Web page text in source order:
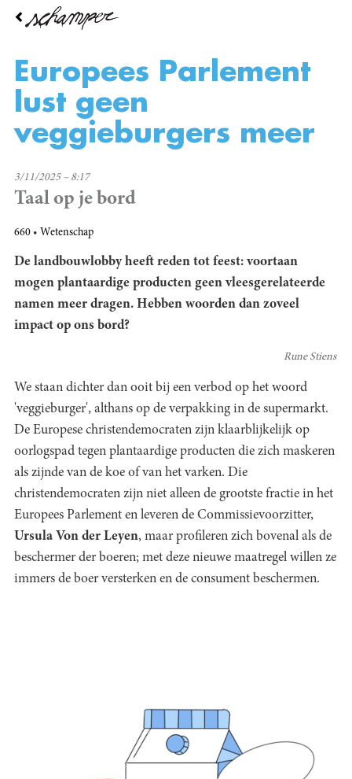
Overslaan
inhoud
gaanEuropees Parlement
lust geen
veggieburgers meer
3/11/2025 – 8:17
Taal op je bord
660 Wetenschap
De landbouwlobby heeft reden tot feest: voortaan
mogen plantaardige producten geen vleesgerelateerde
namen meer dragen. Hebben woorden dan zoveel
impact op ons bord?
Rune Stiens
We staan dichter dan ooit bij een verbod op het woord
'veggieburger', althans op de verpakking in de supermarkt.
De Europese christendemocraten zijn klaarblijkelijk op
oorlogspad tegen plantaardige producten die zich maskeren
als zijnde van de koe of van het varken. Die
christendemocraten zijn niet alleen de grootste fractie in het
Europees Parlement en leveren de Commissievoorzitter,
Ursula Von der Leyen, maar profileren zich bovenal als de
beschermer der boeren; met deze nieuwe maatregel willen ze
immers de boer versterken en de consument beschermen.